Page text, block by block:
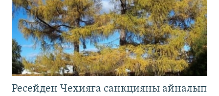
Ресейден Чехияға санкцияны айналып